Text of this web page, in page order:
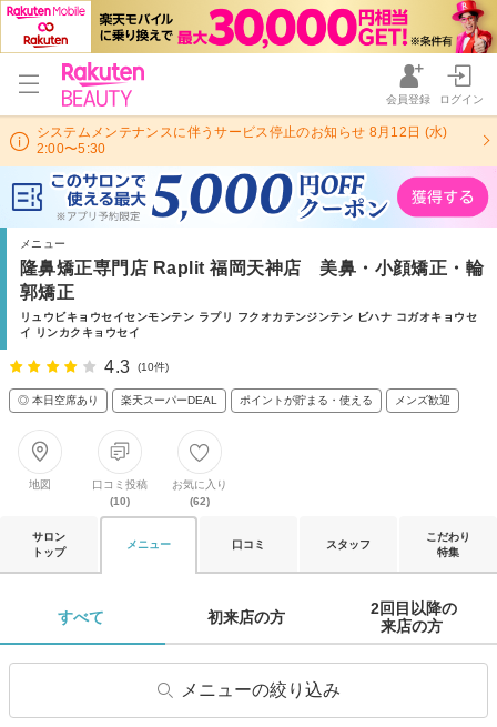
会員登録 ログイン
システムメンテナンスに伴うサービス停止のお知らせ 8月12日 (水)
2:00〜5:30
メニュー
隆鼻矯正専門店 Raplit 福岡天神店 美鼻・小顔矯正・輪
郭矯正
リュウビキョウセイセンモンテン ラプリ フクオカテンジンテン ビハナ コガオキョウセ
イ リンカクキョウセイ
4.3 (10件)
◎ 本日空席あり 楽天スーパーDEAL ポイントが貯まる・使える メンズ歓迎
地図
口コミ投稿
(10)
お気に入り
(62)
サロン
トップ
メニュー 口コミ スタッフ
こだわり
特集
すべて 初来店の方
2回目以降の
来店の方
メニューの絞り込み